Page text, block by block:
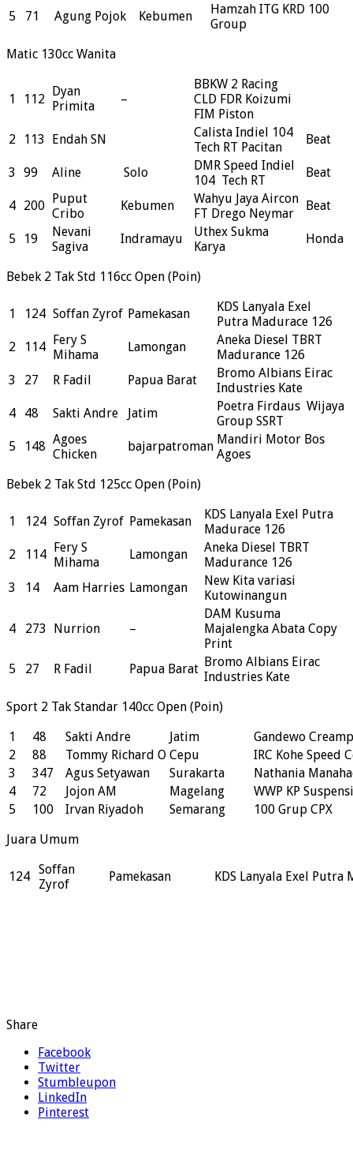
5
71 Agung Pojok Kebumen
Hamzah ITG KRD 100
Group
Matic 130cc Wanita
1 112
Dyan
Primita
–
BBKW 2 Racing
CLD FDR Koizumi
FIM Piston
2
113 Endah SN
Calista Indiel 104
Tech RT Pacitan
Beat
3 99 Aline Solo
DMR Speed Indiel
104 Tech RT
Beat
4 200
Puput
Cribo
Kebumen
Wahyu Jaya Aircon
FT Drego Neymar
Beat
5 19
Nevani
Sagiva
Indramayu
Uthex Sukma
Karya
Honda
Bebek 2 Tak Std 116cc Open (Poin)
1 124 Soffan Zyrof Pamekasan
KDS Lanyala Exel
Putra Madurace 126
2
114
Fery S
Mihama
Lamongan
Aneka Diesel TBRT
Madurance 126
3
27 R Fadil Papua Barat
Bromo Albians Eirac
Industries Kate
4
48 Sakti Andre Jatim
Poetra Firdaus Wijaya
Group SSRT
5
148 Agoes
Chicken
bajarpatroman Mandiri Motor Bos
Agoes
Bebek 2 Tak Std 125cc Open (Poin)
1 124 Soffan Zyrof Pamekasan
KDS Lanyala Exel Putra
Madurace 126
2
114
Fery S
Mihama
Lamongan
Aneka Diesel TBRT
Madurance 126
3
14 Aam Harries Lamongan
New Kita variasi
Kutowinangun
4 273 Nurrion –
DAM Kusuma
Majalengka Abata Copy
Print
5
27 R Fadil Papua Barat Bromo Albians Eirac
Industries Kate
Sport 2 Tak Standar 140cc Open (Poin)
1
48 Sakti Andre Jatim
Gandewo
2
88 Tommy Richard O Cepu
IRC Kohe Speed
3
347 Agus Setyawan Surakarta
Nathania
4
72 Jojon AM Magelang
WWP KP
5
100 Irvan Riyadoh Semarang
100 Grup CPX
Juara Umum
124 Soffan
Zyrof
Pamekasan KDS Lanyala Exel Putra
Share
Facebook
Twitter
Stumbleupon
LinkedIn
Pinterest